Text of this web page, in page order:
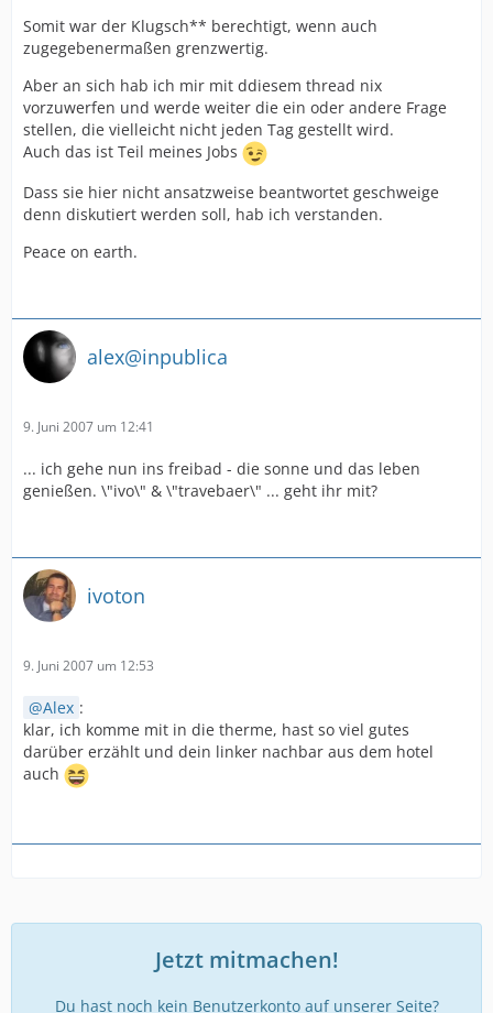
Somit war der Klugsch** berechtigt, wenn auch
zugegebenermaßen grenzwertig.
Aber an sich hab ich mir mit ddiesem thread nix
vorzuwerfen und werde weiter die ein oder andere Frage
stellen, die vielleicht nicht jeden Tag gestellt wird.
Auch das ist Teil meines Jobs
Dass sie hier nicht ansatzweise beantwortet geschweige
denn diskutiert werden soll, hab ich verstanden.
Peace on earth.
alex@inpublica
9. Juni 2007 um 12:41
... ich gehe nun ins freibad - die sonne und das leben
genießen. \"ivo\" & \"travebaer\" ... geht ihr mit?
ivoton
9. Juni 2007 um 12:53
Alex :
klar, ich komme mit in die therme, hast so viel gutes
darüber erzählt und dein linker nachbar aus dem hotel
auch
Jetzt mitmachen!
Du hast noch kein Benutzerkonto auf unserer Seite?